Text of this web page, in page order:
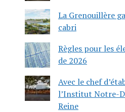
La Grenouillère
cabri
Règles pour les
de 2026
Avec le chef
l’Institut Notre-
Reine